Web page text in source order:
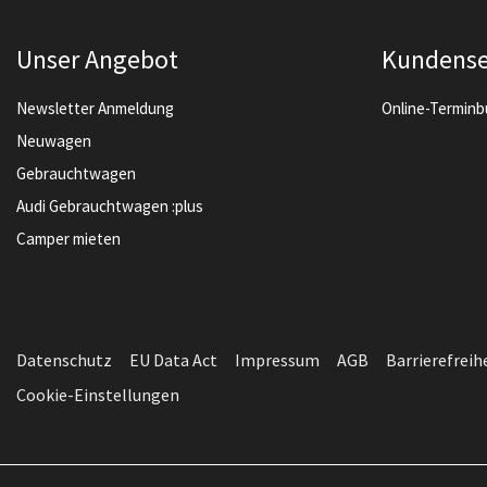
Unser Angebot
Newsletter Anmeldung
Neuwagen
Gebrauchtwagen
Audi Gebrauchtwagen :plus
Camper mieten
Online-
Datenschutz EU Data Act Impressum AGB
Cookie-Einstellungen